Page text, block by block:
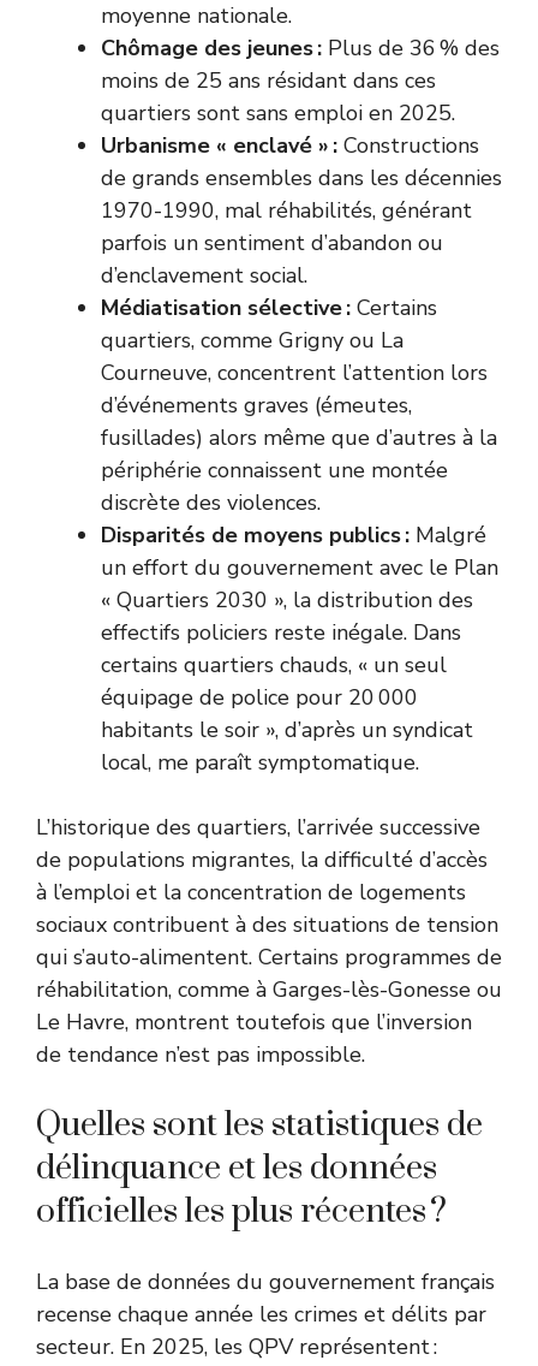
moyenne nationale.
Chômage des jeunes : Plus de 36 % des
moins de 25 ans résidant dans ces
quartiers sont sans emploi en 2025.
Urbanisme « enclavé » : Constructions
de grands ensembles dans les décennies
1970-1990, mal réhabilités, générant
parfois un sentiment d’abandon ou
d’enclavement social.
Médiatisation sélective : Certains
quartiers, comme Grigny ou La
Courneuve, concentrent l’attention lors
d’événements graves (émeutes,
fusillades) alors même que d’autres à la
périphérie connaissent une montée
discrète des violences.
Disparités de moyens publics : Malgré
un effort du gouvernement avec le Plan
« Quartiers 2030 », la distribution des
effectifs policiers reste inégale. Dans
certains quartiers chauds, « un seul
équipage de police pour 20 000
habitants le soir », d’après un syndicat
local, me paraît symptomatique.
L’historique des quartiers, l’arrivée successive
de populations migrantes, la difficulté d’accès
à l’emploi et la concentration de logements
sociaux contribuent à des situations de tension
qui s’auto-alimentent. Certains programmes de
réhabilitation, comme à Garges-lès-Gonesse ou
Le Havre, montrent toutefois que l’inversion
de tendance n’est pas impossible.
Quelles sont les statistiques de
délinquance et les données
officielles les plus récentes ?
La base de données du gouvernement français
recense chaque année les crimes et délits par
secteur. En 2025, les QPV représentent :